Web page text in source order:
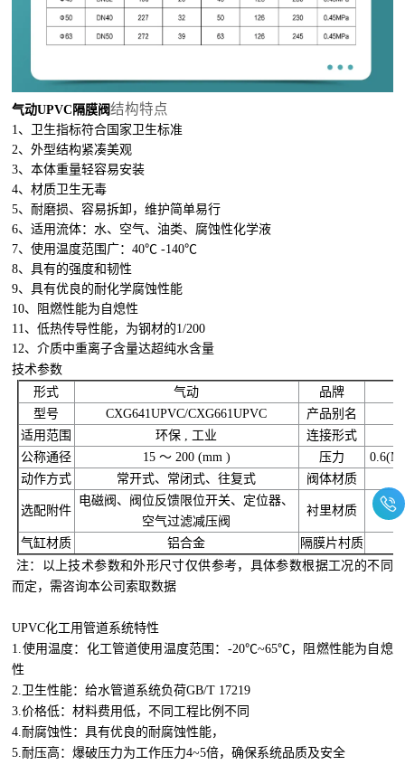
气动UPVC隔膜阀结构特点
1、卫生指标符合国家卫生标准
2、外型结构紧凑美观
3、本体重量轻容易安装
4、材质卫生无毒
5、耐磨损、容易拆卸，维护简单易行
6、适用流体：水、空气、油类、腐蚀性化学液
7、使用温度范围广：40℃ -140℃
8、具有的强度和韧性
9、具有优良的耐化学腐蚀性能
10、阻燃性能为自熄性
11、低热传导性能，为钢材的1/200
12、介质中重离子含量达超纯水含量
技术参数
形式
气动
品牌
型号
CXG641UPVC/CXG661UPVC
产品别名
适用范围
环保 , 工业
连接形式
公称通径
15 ～ 200 (mm ) 压力
动作方式
常开式、常闭式、往复式 阀体材质
选配附件
电磁阀、阀位反馈限位开关、定位器、
空气过滤减压阀
衬里材质
气缸材质 铝合金 隔膜片村质
注：以上技术参数和外形尺寸仅供参考，具体参数根据工况的不同
而定，需咨询本公司索取数据
UPVC化工用管道系统特性
1.使用温度：化工管道使用温度范围：-20℃~65℃，阻燃性能为自熄
性
2.卫生性能：给水管道系统负荷GB/T 17219
3.价格低：材料费用低，不同工程比例不同
4.耐腐蚀性：具有优良的耐腐蚀性能，
5.耐压高：爆破压力为工作压力4~5倍，确保系统品质及安全